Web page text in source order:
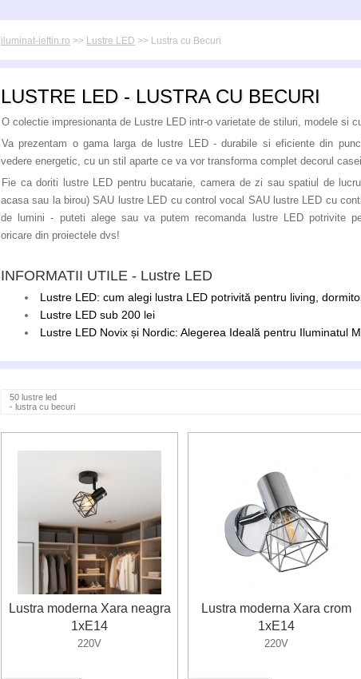
iluminat-ieftin.ro >> Lustre LED >> Lustra cu Becuri
LUSTRE LED - LUSTRA CU BECURI
O colectie impresionanta de Lustre LED intr-o varietate de stiluri, modele si
Va prezentam o gama larga de lustre LED - durabile si eficiente din
vedere energetic, cu un stil aparte ce va vor transforma complet decorul
Fie ca doriti lustre LED pentru bucatarie, camera de zi sau spatiul de
acasa sau la birou) SAU lustre LED cu control vocal SAU lustre LED cu
de lumini - puteti alege sau va putem recomanda lustre LED potrivite
oricare din proiectele dvs!
INFORMATII UTILE - Lustre LED
Lustre LED: cum alegi lustra LED potrivită pentru living,
Lustre LED sub 200 lei
Lustre LED Novix și Nordic: Alegerea Ideală pentru Iluminatul
50 lustre led
- lustra cu becuri
Lustra moderna Xara neagra
1xE14
220V
Lustra moderna Xara crom
1xE14
220V